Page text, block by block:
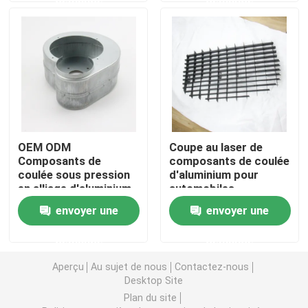
Pièces de moulage par injection
Les pièces de moulage mécanique sous pression
Pièces de pliage en tôle
Laser en métal coupant des pièces
Pièces de fraisage CNC
OEM ODM
Composants de
coulée sous pression
en alliage d'aluminium
envoyer une
Coupe au laser de
composants de coulée
d'aluminium pour
automobiles
envoyer une
Aperçu Au sujet de nous
Contactez-nous
Desktop Site
Plan du site